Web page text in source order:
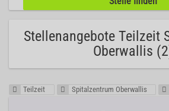
Stellenangebote Teilzeit
Oberwallis
Teilzeit Spitalzentrum Oberwallis